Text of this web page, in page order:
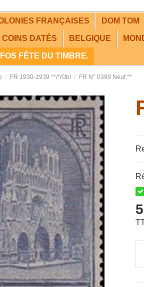
FRANÇAISES DOM TOM
COINS DATÉS BELGIQUE
FÊTE DU TIMBRE.
FR 1930-1939 **/*/Obl FR N° 0399 Neuf **